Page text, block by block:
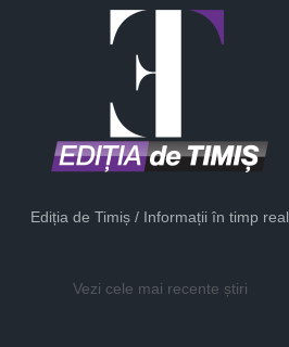
Ediția de Timiș / Informații în timp real
Vezi cele mai recente știri